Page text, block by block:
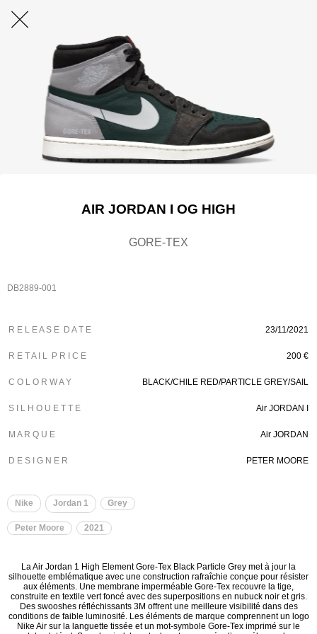
AIR JORDAN I OG HIGH
GORE-TEX
DB2889-001
R E L E A S E D A T E 23/11/2021
R E T A I L P R I C E 200 €
C O L O R W A Y BLACK/CHILE RED/PARTICLE GREY/SAIL
S I L H O U E T T E Air JORDAN I
M A R Q U E Air JORDAN
D E S I G N E R PETER MOORE
Nike Jordan 1 Grey
Peter Moore 2021
La Air Jordan 1 High Element Gore-Tex Black Particle Grey met à jour la
silhouette emblématique avec une construction rafraîchie conçue pour résister
aux éléments. Une membrane imperméable Gore-Tex recouvre la tige,
construite en textile vert foncé avec des superpositions en nubuck noir et gris.
Des swooshes réfléchissants 3M offrent une meilleure visibilité dans des
conditions de faible luminosité. Les éléments de marque comprennent un logo
Nike Air sur la languette tissée et un mot-symbole Gore-Tex imprimé sur le